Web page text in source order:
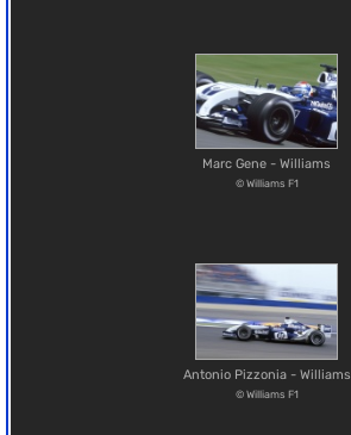
Marc Gene - Williams
© Williams F1
Antonio Pizzonia - Williams
© Williams F1